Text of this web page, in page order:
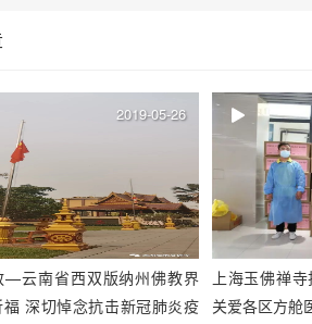
—云南省西双版纳州佛教界
深切悼念抗击新冠肺炎疫
2019-05-26
上海玉佛禅
关爱各区方舱